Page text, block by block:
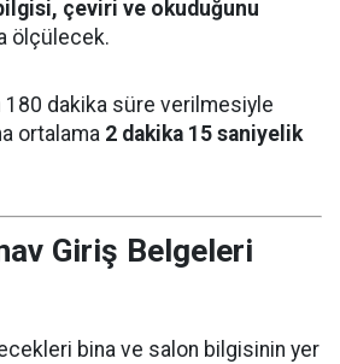
çeviri ve okuduğunu
ölçülecek.
dakika süre verilmesiyle
ortalama 2 dakika 15 saniyelik
Giriş Belgeleri
bina ve salon bilgisinin yer